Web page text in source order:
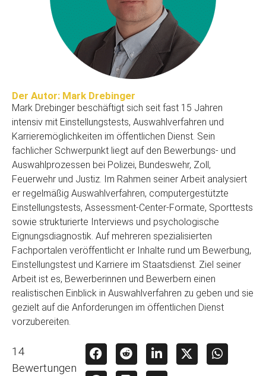
Der Autor: Mark Drebinger
Mark Drebinger beschäftigt sich seit fast 15 Jahren
intensiv mit Einstellungstests, Auswahlverfahren und
Karrieremöglichkeiten im öffentlichen Dienst. Sein
fachlicher Schwerpunkt liegt auf den Bewerbungs- und
Auswahlprozessen bei Polizei, Bundeswehr, Zoll,
Feuerwehr und Justiz. Im Rahmen seiner Arbeit analysiert
er regelmäßig Auswahlverfahren, computergestützte
Einstellungstests, Assessment-Center-Formate, Sporttests
sowie strukturierte Interviews und psychologische
Eignungsdiagnostik. Auf mehreren spezialisierten
Fachportalen veröffentlicht er Inhalte rund um Bewerbung,
Einstellungstest und Karriere im Staatsdienst. Ziel seiner
Arbeit ist es, Bewerberinnen und Bewerbern einen
realistischen Einblick in Auswahlverfahren zu geben und sie
gezielt auf die Anforderungen im öffentlichen Dienst
vorzubereiten.
14
Bewertungen